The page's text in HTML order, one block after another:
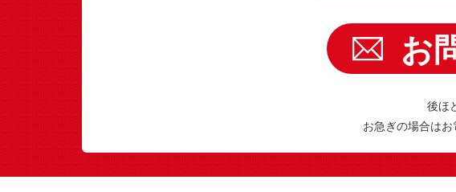
お
後ほ
お急ぎの場合は